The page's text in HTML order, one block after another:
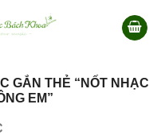
GẮN THẺ “NỐT NHẠC
EM”